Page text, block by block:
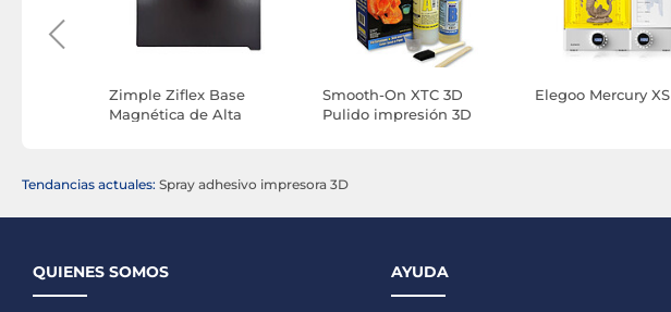
Zimple Ziflex Base
Magnética de Alta
Smooth-On XTC 3D
Pulido impresión 3D
Elegoo Mercury XS
Tendancias actuales: Spray adhesivo impresora 3D
QUIENES SOMOS AYUDA